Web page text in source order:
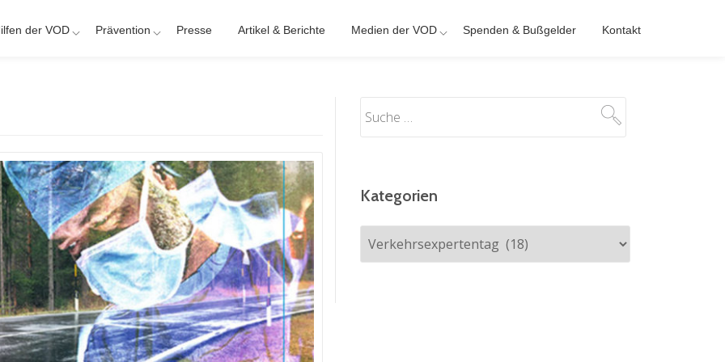
der VOD Prävention Presse Artikel & Berichte Medien der VOD Spenden & Bußgelder Kontakt
Kategorien
Kategorien